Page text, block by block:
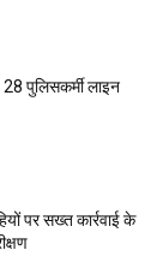
28 पुलिसकर्मी लाइन
पर सख्त कार्रवाई के